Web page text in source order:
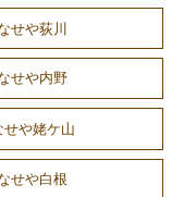
せや荻川
せや内野
や姥ケ山
せや白根